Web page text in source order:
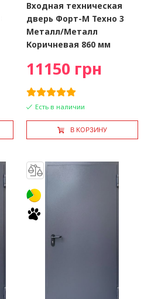
Входная техническая
дверь Форт-М Техно 3
Металл/Металл
Коричневая 860 мм
11150 грн
Есть в наличии
В КОРЗИНУ